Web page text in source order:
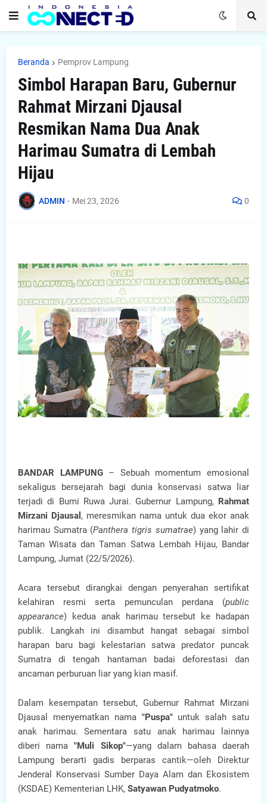
Beranda Pemprov Lampung
Simbol Harapan Baru, Gubernur
Rahmat Mirzani Djausal
Resmikan Nama Dua Anak
Harimau Sumatra di Lembah
Hijau
ADMIN - Mei 23, 2026 0
BANDAR LAMPUNG– Sebuah momentum emosional
sekaligus bersejarah bagi dunia konservasi satwa liar
terjadi di Bumi Ruwa Jurai. Gubernur Lampung, Rahmat
Mirzani Djausal , meresmikan nama untuk dua ekor anak
harimau Sumatra (Panthera tigris sumatrae) yang lahir di
Taman Wisata dan Taman Satwa Lembah Hijau, Bandar
Lampung, Jumat (22/5/2026).
Acara tersebut dirangkai dengan penyerahan sertifikat
kelahiran resmi serta pemunculan perdana (public
appearance) kedua anak harimau tersebut ke hadapan
publik. Langkah ini disambut hangat sebagai simbol
harapan baru bagi kelestarian satwa predator puncak
Sumatra di tengah hantaman badai deforestasi dan
ancaman perburuan liar yang kian masif.
Dalam kesempatan tersebut, Gubernur Rahmat Mirzani
Djausal menyematkan nama "Puspa"untuk salah satu
anak harimau. Sementara satu anak harimau lainnya
diberi nama"Muli Sikop"—yang dalam bahasa daerah
Lampung berarti gadis berparas cantik—oleh Direktur
Jenderal Konservasi Sumber Daya Alam dan Ekosistem
(KSDAE) Kementerian LHK, Satyawan Pudyatmoko.